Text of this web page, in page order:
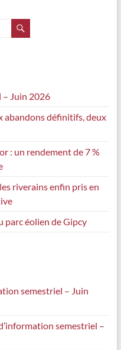
– Juin 2026
abandons définitifs, deux
: un rendement de 7 %
riverains enfin pris en
parc éolien de Gipcy
semestriel – Juin
semestriel –